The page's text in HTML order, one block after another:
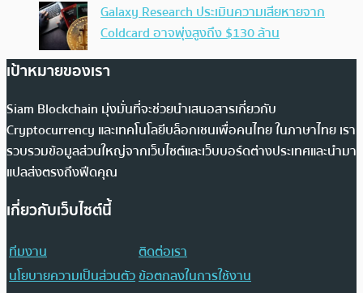
Galaxy Research ประเมินความเสียหายจาก
Coldcard อาจพุ่งสูงถึง $130 ล้าน
เป้าหมายของเรา
Siam Blockchain มุ่งมั่นที่จะช่วยนำเสนอสารเกี่ยวกับ
Cryptocurrency และเทคโนโลยีบล็อกเชนเพื่อคนไทย ในภาษาไทย เรา
รวบรวมข้อมูลส่วนใหญ่จากเว็บไซต์และเว็บบอร์ดต่างประเทศและนำมา
แปลส่งตรงถึงฟีดคุณ
เกี่ยวกับเว็บไซต์นี้
ทีมงาน
ติดต่อเรา
นโยบายความเป็นส่วนตัวข้อตกลงในการใช้งาน